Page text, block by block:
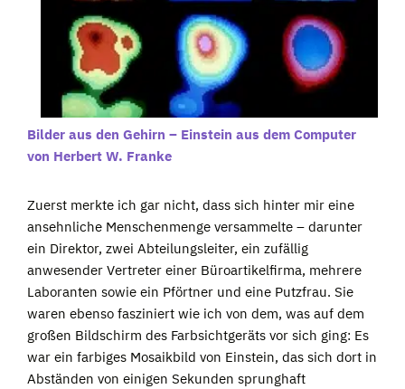
Bilder aus den Gehirn – Einstein aus dem Computer
von Herbert W. Franke
Zuerst merkte ich gar nicht, dass sich hinter mir eine
ansehnliche Menschenmenge versammelte – darunter
ein Direktor, zwei Abteilungsleiter, ein zufällig
anwesender Vertreter einer Büroartikelfirma, mehrere
Laboranten sowie ein Pförtner und eine Putzfrau. Sie
waren ebenso fasziniert wie ich von dem, was auf dem
großen Bildschirm des Farbsichtgeräts vor sich ging: Es
war ein farbiges Mosaikbild von Einstein, das sich dort in
Abständen von einigen Sekunden sprunghaft